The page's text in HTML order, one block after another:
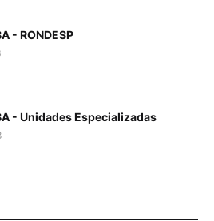
- RONDESP
- Unidades Especializadas